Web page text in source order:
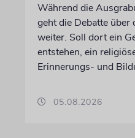
Während die
geht die Debatte über
weiter. Soll dort ein
entstehen, ein
Erinnerungs- und
05.08.2026